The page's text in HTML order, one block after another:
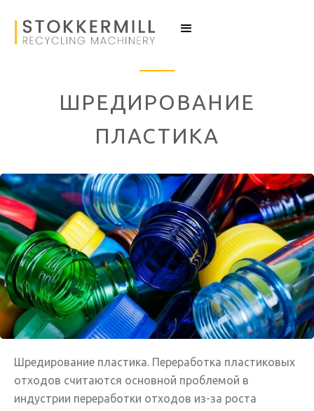
ШРЕДИРОВАНИЕ
ПЛАСТИКА
Шредирование пластика. Переработка пластиковых
отходов считаются основной проблемой в
индустрии переработки отходов из-за роста